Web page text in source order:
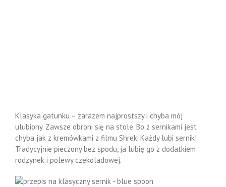
Klasyka gatunku – zarazem najprostszy i chyba mój
ulubiony. Zawsze obroni się na stole. Bo z sernikami jest
chyba jak z kremówkami z filmu Shrek. Każdy lubi sernik!
Tradycyjnie pieczony bez spodu, ja lubię go z dodatkiem
rodzynek i polewy czekoladowej.